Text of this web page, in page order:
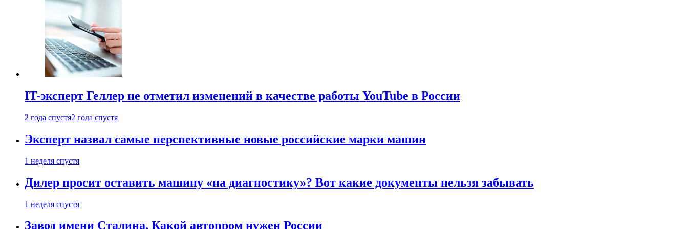
IT-эксперт Геллер не отметил изменений в качестве работы YouTube в России
2 года спустя2 года спустя
Эксперт назвал самые перспективные новые российские марки машин
1 неделя спустя
Дилер просит оставить машину «на диагностику»? Вот какие документы нельзя забывать
1 неделя спустя
Завод имени Сталина. Какой автопром нужен России